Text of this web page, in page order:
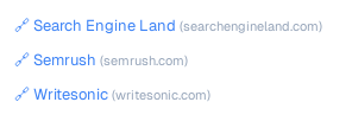
🔗 Search Engine Land (searchengineland.com)
🔗 Semrush (semrush.com)
🔗 Writesonic (writesonic.com)